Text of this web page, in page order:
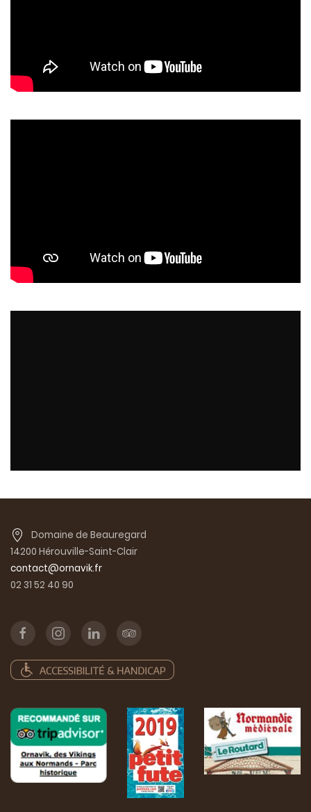
Domaine de Beauregard
14200 Hérouville-Saint-Clair
contact@ornavik.fr
02 31 52 40 90